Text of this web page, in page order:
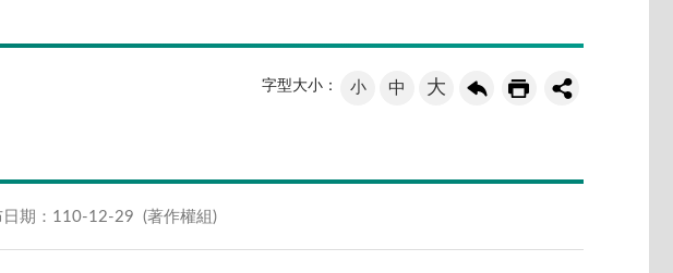
字型大小： 小 中 大
日期：110-12-29 (著作權組)